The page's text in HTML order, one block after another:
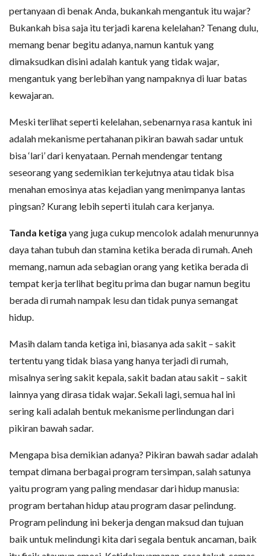
pertanyaan di benak Anda, bukankah mengantuk itu wajar?
Bukankah bisa saja itu terjadi karena kelelahan? Tenang dulu,
memang benar begitu adanya, namun kantuk yang
dimaksudkan disini adalah kantuk yang tidak wajar,
mengantuk yang berlebihan yang nampaknya di luar batas
kewajaran.
Meski terlihat seperti kelelahan, sebenarnya rasa kantuk ini
adalah mekanisme pertahanan pikiran bawah sadar untuk
bisa ‘lari’ dari kenyataan. Pernah mendengar tentang
seseorang yang sedemikian terkejutnya atau tidak bisa
menahan emosinya atas kejadian yang menimpanya lantas
pingsan? Kurang lebih seperti itulah cara kerjanya.
Tanda ketiga yang juga cukup mencolok adalah menurunnya
daya tahan tubuh dan stamina ketika berada di rumah. Aneh
memang, namun ada sebagian orang yang ketika berada di
tempat kerja terlihat begitu prima dan bugar namun begitu
berada di rumah nampak lesu dan tidak punya semangat
hidup.
Masih dalam tanda ketiga ini, biasanya ada sakit – sakit
tertentu yang tidak biasa yang hanya terjadi di rumah,
misalnya sering sakit kepala, sakit badan atau sakit – sakit
lainnya yang dirasa tidak wajar. Sekali lagi, semua hal ini
sering kali adalah bentuk mekanisme perlindungan dari
pikiran bawah sadar.
Mengapa bisa demikian adanya? Pikiran bawah sadar adalah
tempat dimana berbagai program tersimpan, salah satunya
yaitu program yang paling mendasar dari hidup manusia:
program bertahan hidup atau program dasar pelindung.
Program pelindung ini bekerja dengan maksud dan tujuan
baik untuk melindungi kita dari segala bentuk ancaman, baik